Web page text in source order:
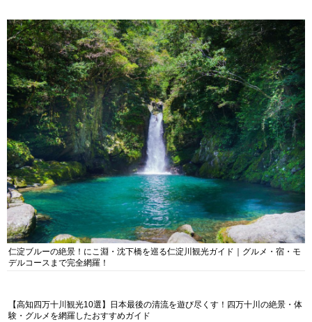
仁淀ブルーの絶景！にこ淵・沈下橋を巡る仁淀川観光ガイド｜グルメ・宿・モ
デルコースまで完全網羅！
【高知四万十川観光10選】日本最後の清流を遊び尽くす！四万十川の絶景・体
験・グルメを網羅したおすすめガイド